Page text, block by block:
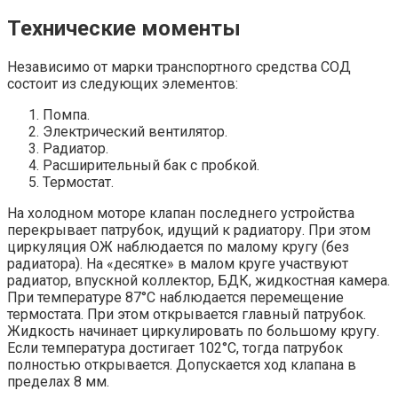
Технические моменты
Независимо от марки транспортного средства СОД
состоит из следующих элементов:
Помпа.
Электрический вентилятор.
Радиатор.
Расширительный бак с пробкой.
Термостат.
На холодном моторе клапан последнего устройства
перекрывает патрубок, идущий к радиатору. При этом
циркуляция ОЖ наблюдается по малому кругу (без
радиатора). На «десятке» в малом круге участвуют
радиатор, впускной коллектор, БДК, жидкостная камера.
При температуре 87°С наблюдается перемещение
термостата. При этом открывается главный патрубок.
Жидкость начинает циркулировать по большому кругу.
Если температура достигает 102°С, тогда патрубок
полностью открывается. Допускается ход клапана в
пределах 8 мм.